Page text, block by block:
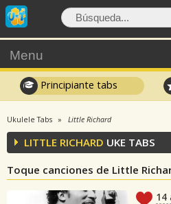
Menu
Principiante tabs
Ukulele Tabs Little Richard
LITTLE RICHARD UKE TABS
Toque canciones de Little
14